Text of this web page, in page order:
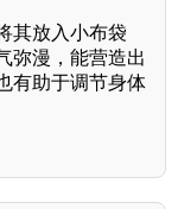
其放入小布袋
弥漫，能营造出
有助于调节身体